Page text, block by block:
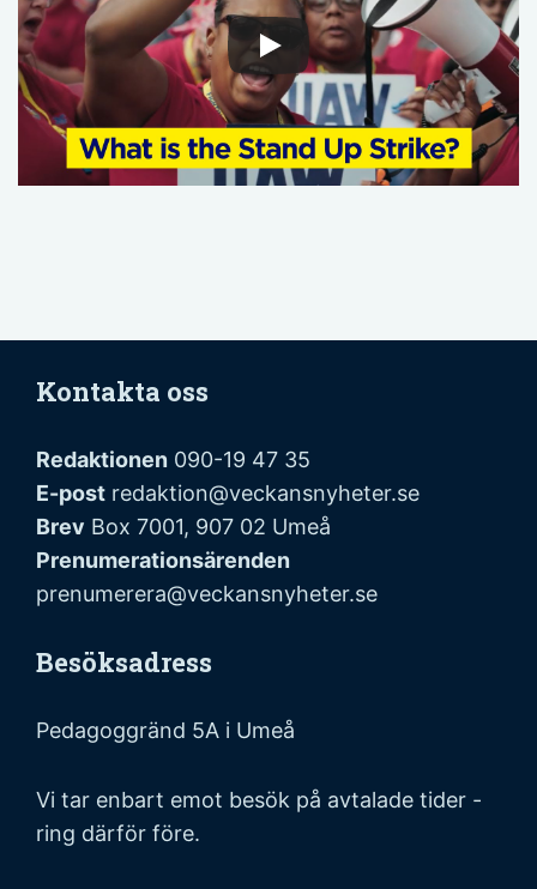
Kontakta oss
Redaktionen 090-19 47 35
E-post redaktion@veckansnyheter.se
Brev Box 7001, 907 02 Umeå
Prenumerationsärenden
prenumerera@veckansnyheter.se
Besöksadress
Pedagoggränd 5A i Umeå
Vi tar enbart emot besök på avtalade tider -
ring därför före.